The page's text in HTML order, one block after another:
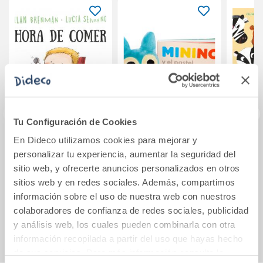
Tu Configuración de Cookies
En Dideco utilizamos cookies para mejorar y
personalizar tu experiencia, aumentar la seguridad del
sitio web, y ofrecerte anuncios personalizados en otros
sitios web y en redes sociales. Además, compartimos
información sobre el uso de nuestra web con nuestros
colaboradores de confianza de redes sociales, publicidad
y análisis web, los cuales pueden combinarla con otra
información recopilada a partir del uso que hayas hecho
Hora de comer
12,95€
Comprar
pack Minino y el
pastel peluche
19,90€
Comprar